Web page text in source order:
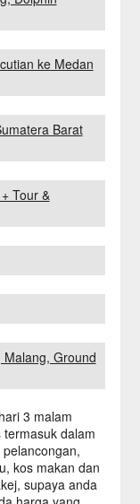
ke Medan
Barat
Tour &
Ground
3 malam
dalam
kos makan dan
supaya anda